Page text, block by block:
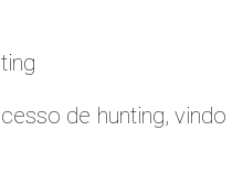
de hunting, vindo